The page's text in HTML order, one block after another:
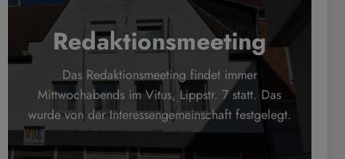
Redaktionsmeeting
Das Redaktionsmeeting findet immer
Mittwochabends im Vitus, Lippstr. 7 statt. Das
wurde von der Interessengemeinschaft festgelegt.